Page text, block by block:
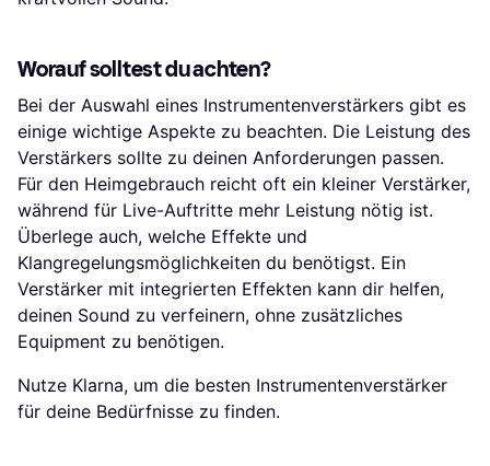
Worauf solltest du achten?
Bei der Auswahl eines Instrumentenverstärkers gibt es
einige wichtige Aspekte zu beachten. Die Leistung des
Verstärkers sollte zu deinen Anforderungen passen.
Für den Heimgebrauch reicht oft ein kleiner Verstärker,
während für Live-Auftritte mehr Leistung nötig ist.
Überlege auch, welche Effekte und
Klangregelungsmöglichkeiten du benötigst. Ein
Verstärker mit integrierten Effekten kann dir helfen,
deinen Sound zu verfeinern, ohne zusätzliches
Equipment zu benötigen.
Nutze Klarna, um die besten Instrumentenverstärker
für deine Bedürfnisse zu finden.